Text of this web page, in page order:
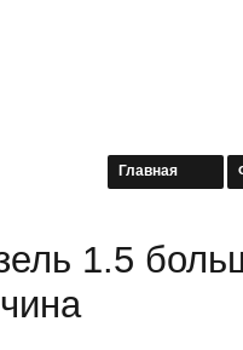
Главная
1.5